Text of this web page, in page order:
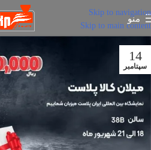
Skip to navigation
Skip to main content
منو
14
سپتامبر